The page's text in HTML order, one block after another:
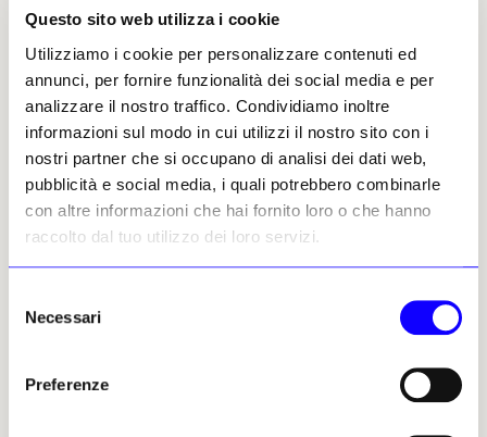
Questo sito web utilizza i cookie
Utilizziamo i cookie per personalizzare contenuti ed
annunci, per fornire funzionalità dei social media e per
analizzare il nostro traffico. Condividiamo inoltre
informazioni sul modo in cui utilizzi il nostro sito con i
nostri partner che si occupano di analisi dei dati web,
pubblicità e social media, i quali potrebbero combinarle
con altre informazioni che hai fornito loro o che hanno
raccolto dal tuo utilizzo dei loro servizi.
delNecessari
Preferenze
William Kentridge
dedica al maestro
bolognese una videoinstallazione e sculture in
cartone, restituendo tempo, ritmo e memoria
come materia visiva. Un progetto corale che
riafferma la Metafisica come forza generativa,
oggi più che mai.